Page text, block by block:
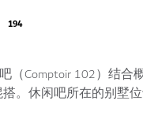
194
（Comptoir 102）结
。休闲吧所在的别墅